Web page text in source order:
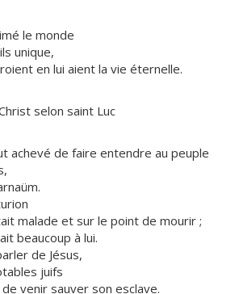
le monde
unique,
en lui aient la vie éternelle.
selon saint Luc
achevé de faire entendre au peuple
malade et sur le point de mourir ;
beaucoup à lui.
de Jésus,
juifs
venir sauver son esclave.